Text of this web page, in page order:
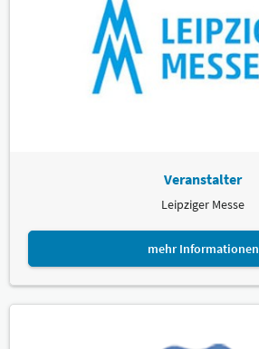
Veranstalter
Leipziger Messe
mehr Informationen